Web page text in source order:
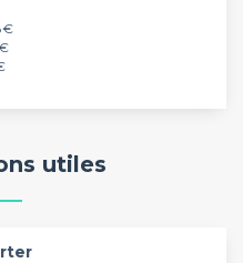
utiles